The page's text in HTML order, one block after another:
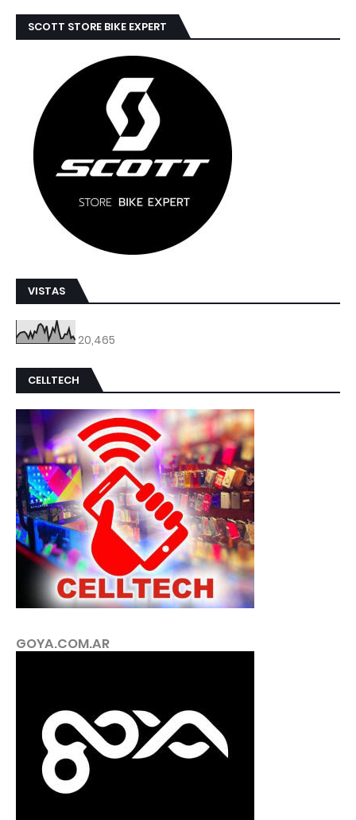
SCOTT STORE BIKE EXPERT
VISTAS
20,465
CELLTECH
GOYA.COM.AR